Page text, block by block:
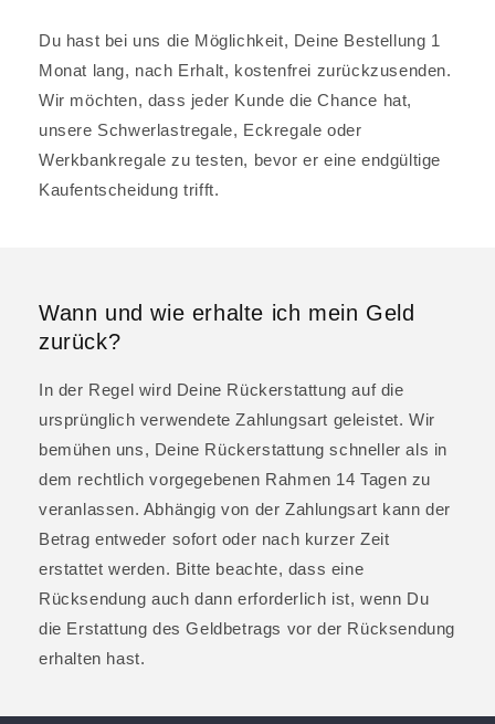
Du hast bei uns die Möglichkeit, Deine Bestellung 1
Monat lang, nach Erhalt, kostenfrei zurückzusenden.
Wir möchten, dass jeder Kunde die Chance hat,
unsere Schwerlastregale, Eckregale oder
Werkbankregale zu testen, bevor er eine endgültige
Kaufentscheidung trifft.
Wann und wie erhalte ich mein Geld
zurück?
In der Regel wird Deine Rückerstattung auf die
ursprünglich verwendete Zahlungsart geleistet. Wir
bemühen uns, Deine Rückerstattung schneller als in
dem rechtlich vorgegebenen Rahmen 14 Tagen zu
veranlassen. Abhängig von der Zahlungsart kann der
Betrag entweder sofort oder nach kurzer Zeit
erstattet werden. Bitte beachte, dass eine
Rücksendung auch dann erforderlich ist, wenn Du
die Erstattung des Geldbetrags vor der Rücksendung
erhalten hast.